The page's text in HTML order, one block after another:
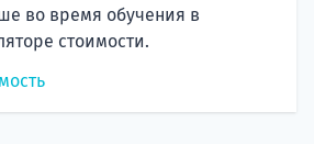
во время обучения в
стоимости.